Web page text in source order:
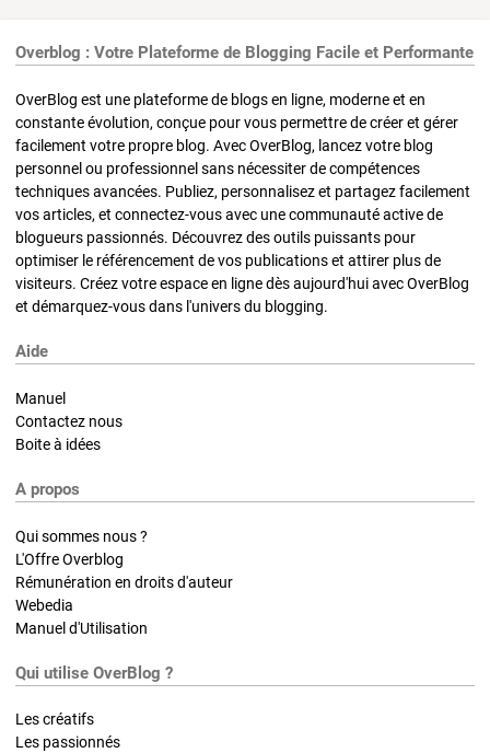
Overblog : Votre Plateforme de Blogging Facile et Performante
OverBlog est une plateforme de blogs en ligne, moderne et en
constante évolution, conçue pour vous permettre de créer et gérer
facilement votre propre blog. Avec OverBlog, lancez votre blog
personnel ou professionnel sans nécessiter de compétences
techniques avancées. Publiez, personnalisez et partagez facilement
vos articles, et connectez-vous avec une communauté active de
blogueurs passionnés. Découvrez des outils puissants pour
optimiser le référencement de vos publications et attirer plus de
visiteurs. Créez votre espace en ligne dès aujourd'hui avec OverBlog
et démarquez-vous dans l'univers du blogging.
Aide
Manuel
Contactez nous
Boite à idées
A propos
Qui sommes nous ?
L'Offre Overblog
Rémunération en droits d'auteur
Webedia
Manuel d'Utilisation
Qui utilise OverBlog ?
Les créatifs
Les passionnés